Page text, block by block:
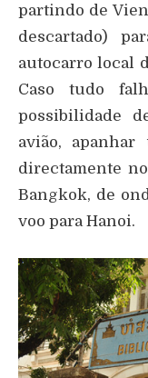
partindo de
descartado)
autocarro local
Caso tudo
possibilidade
avião,
directamente
Bangkok, de
voo para Hanoi.